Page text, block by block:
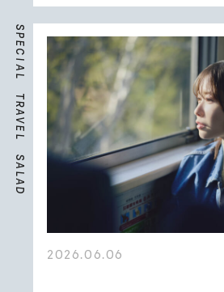
S
P
E
C
I
A
L
T
R
A
V
E
L
S
A
L
A
D
2026.06.06